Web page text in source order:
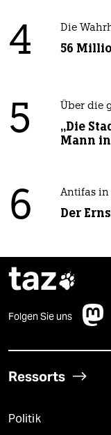
4 Die
56
5 Über die
„Die
Mann
6 Antifas in
Der
taz
Folgen Sie uns
Ressorts
Politik